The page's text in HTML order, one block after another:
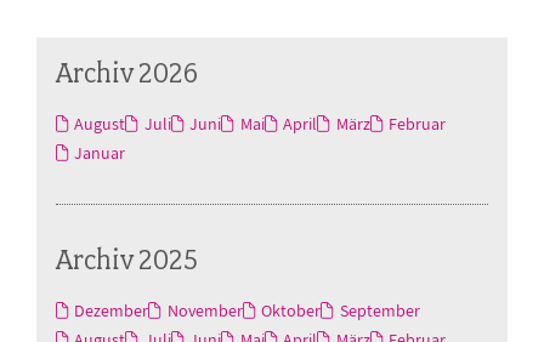
Archiv 2026
August Juli Juni Mai April März
Februar
Januar
Archiv 2025
Dezember November Oktober
September